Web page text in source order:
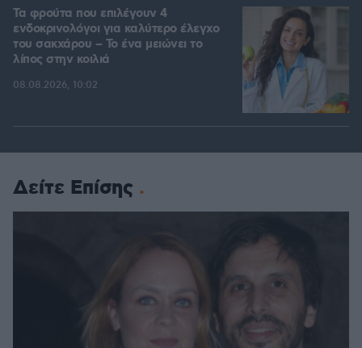
Τα φρούτα που επιλέγουν 4
ενδοκρινολόγοι για καλύτερο έλεγχο
του σακχάρου – Το ένα μειώνει το
λίπος στην κοιλιά
08.08.2026, 10:02
Δείτε Επίσης